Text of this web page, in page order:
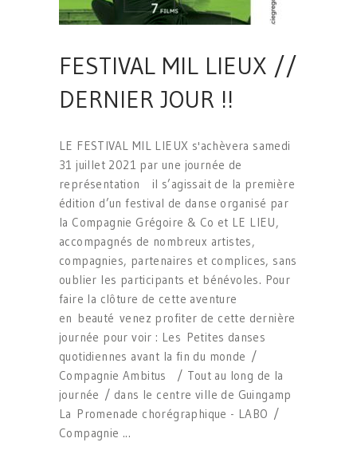
FESTIVAL MIL LIEUX //
DERNIER JOUR !!
LE FESTIVAL MIL LIEUX s'achèvera samedi
31 juillet 2021 par une journée de
représentation il s’agissait de la première
édition d’un festival de danse organisé par
la Compagnie Grégoire & Co et LE LIEU,
accompagnés de nombreux artistes,
compagnies, partenaires et complices, sans
oublier les participants et bénévoles. Pour
faire la clôture de cette aventure
en beauté venez profiter de cette dernière
journée pour voir : Les Petites danses
quotidiennes avant la fin du monde /
Compagnie Ambitus / Tout au long de la
journée / dans le centre ville de Guingamp
La Promenade chorégraphique - LABO /
Compagnie